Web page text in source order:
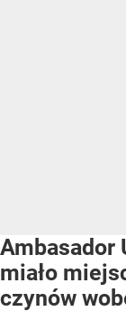
Ambasador
miało
czynów